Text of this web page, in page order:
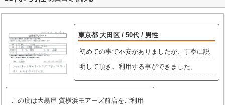
東京都 大田区 / 50代 / 男性
初めての事で不安がありましたが、丁寧に説
明して頂き、利用する事ができました。
この度は大黒屋 質横浜モアーズ前店をご利用